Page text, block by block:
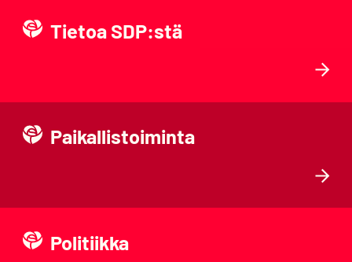
Tietoa SDP:stä
Paikallistoiminta
Politiikka